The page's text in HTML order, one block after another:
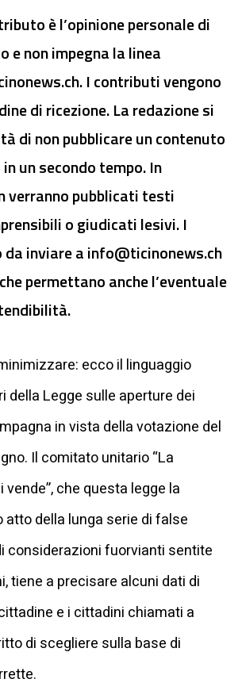
è l’opinione personale di
e non impegna la linea
I contributi vengono
di ricezione. La redazione si
di non pubblicare un contenuto
un secondo tempo. In
verranno pubblicati testi
o giudicati lesivi. I
inviare ainfo@ticinonews.ch
permettano anche l’eventuale
ecco il linguaggio
della Legge sulle aperture dei
in vista della votazione del
Il comitato unitario “La
che questa legge la
atto della lunga serie di false
considerazioni fuorvianti sentite
tiene a precisare alcuni dati di
e i cittadini chiamati a
di scegliere sulla base di